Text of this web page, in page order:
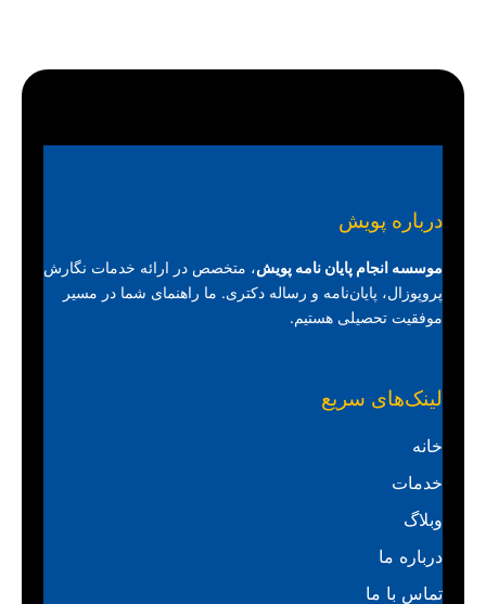
درباره پویش
موسسه انجام پایان نامه پویش، متخصص در ارائه خدمات نگارش
پروپوزال، پایان‌نامه و رساله دکتری. ما راهنمای شما در مسیر
موفقیت تحصیلی هستیم.
لینک‌های سریع
خانه
خدمات
وبلاگ
درباره ما
تماس با ما